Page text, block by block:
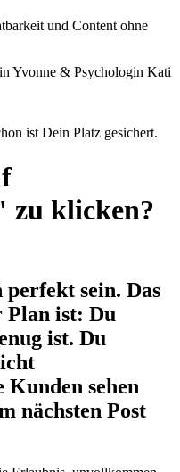
und Content ohne
Yvonne & Psychologin Kati
ist Dein Platz gesichert.
zu klicken?
sein. Das
Plan ist: Du
ist. Du
Kunden sehen
nächsten Post